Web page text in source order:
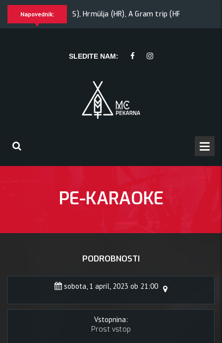
Napovednik:
YAWNING MAN (US), Hrmülja (HR), A Gram trip (HR)
(HR)
KRANKŠVESTER
SLEDITE NAM:
PE-KARAOKE
PODROBNOSTI
sobota, 1 april, 2023 ob 21:00
Vstopnina:
Prost vstop